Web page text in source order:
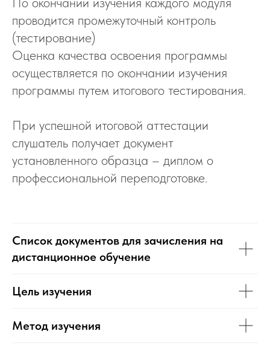
проводится промежуточный контроль
(тестирование)
Оценка качества освоения программы
осуществляется по окончании изучения
программы путем итогового тестирования.
При успешной итоговой аттестации
слушатель получает документ
установленного образца – диплом о
профессиональной переподготовке.
Список документов для зачисления на
дистанционное обучение
Цель изучения
Метод изучения